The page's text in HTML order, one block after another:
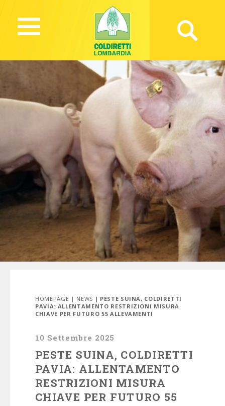
HOMEPAGE | NEWS | PESTE SUINA, COLDIRETTI
PAVIA: ALLENTAMENTO RESTRIZIONI MISURA
CHIAVE PER FUTURO 55 ALLEVAMENTI
10 Settembre 2025
PESTE SUINA, COLDIRETTI
PAVIA: ALLENTAMENTO
RESTRIZIONI MISURA
CHIAVE PER FUTURO 55